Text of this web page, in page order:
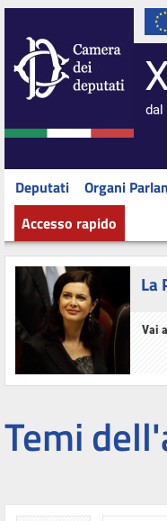
dal
Deputati Organi
Accesso rapido
La
Vai
Temi